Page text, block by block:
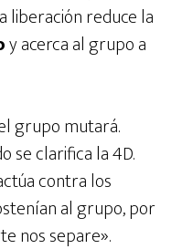
liberación reduce la
y acerca al grupo a
grupo mutará.
se clarifica la 4D.
contra los
al grupo, por
nos separe».